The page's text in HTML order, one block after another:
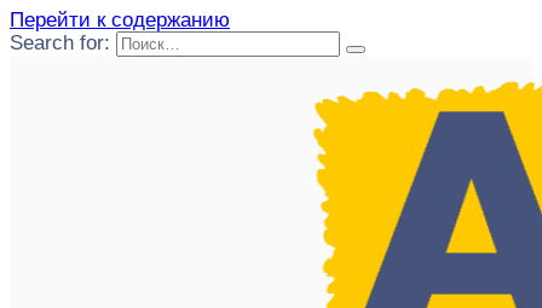
Перейти к содержанию
Search for: